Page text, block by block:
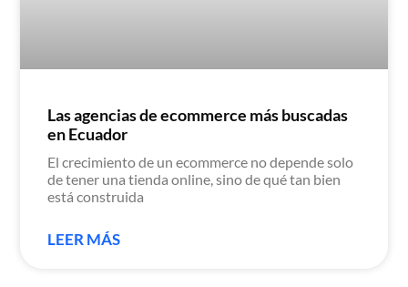
Las agencias de ecommerce más buscadas
en Ecuador
El crecimiento de un ecommerce no depende solo
de tener una tienda online, sino de qué tan bien
está construida
LEER MÁS